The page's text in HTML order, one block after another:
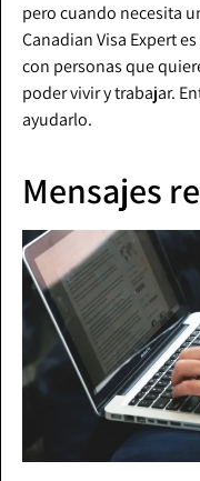
pero cuando necesita
Canadian Visa Expert
con personas que
poder vivir y trabajar.
ayudarlo.
Mensajes